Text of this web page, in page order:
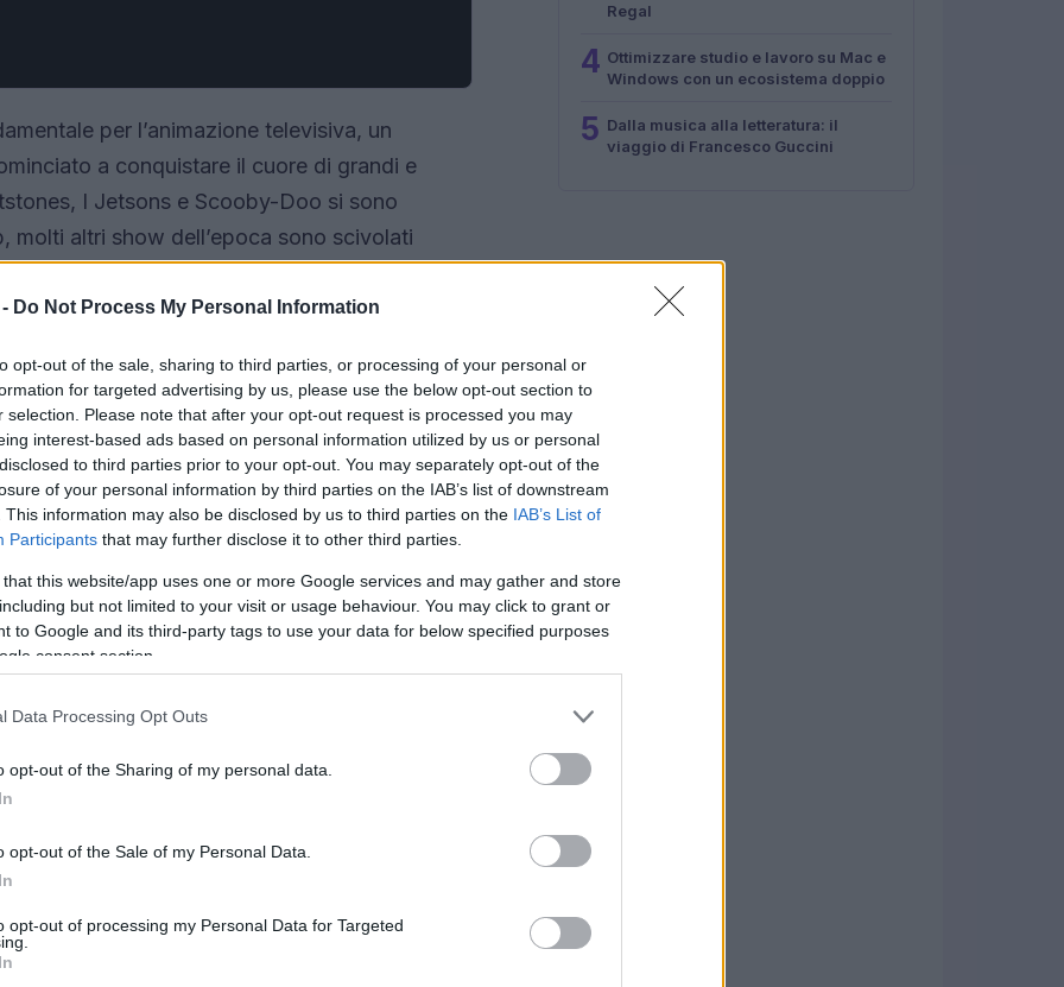
Do Not Process My Personal Information
opt-out of the sale, sharing to third parties, or processing of your personal or
for targeted advertising by us, please use the below opt-out section to
selection. Please note that after your opt-out request is processed you may
interest-based ads based on personal information utilized by us or personal
to third parties prior to your opt-out. You may separately opt-out of the
of your personal information by third parties on the IAB’s list of downstream
This information may also be disclosed by us to third parties on the IAB’s List of
Participants that may further disclose it to other third parties.
that this website/app uses one or more Google services and may gather and store
but not limited to your visit or usage behaviour. You may click to grant or
to Google and its third-party tags to use your data for below specified purposes
consent section.
Data Processing Opt Outs
opt-out of the Sharing of my personal data.
opt-out of the Sale of my Personal Data.
opt-out of processing my Personal Data for Targeted
per l’animazione televisiva, un
a conquistare il cuore di grandi e
I Jetsons e Scooby-Doo si sono
molti altri show dell’epoca sono scivolati
e originalità. Che ne diresti di
Pronto per un viaggio nella nostalgia?
una seconda occhiata
ci sono piccole gemme che aspettano
animati degli anni ’60 che, nonostante
unico di un’epoca di sperimentazione
Regal
4 Ottimizzare studio e lavoro su Mac e
Windows con un ecosistema doppio
5 Dalla musica alla letteratura: il
viaggio di Francesco Guccini